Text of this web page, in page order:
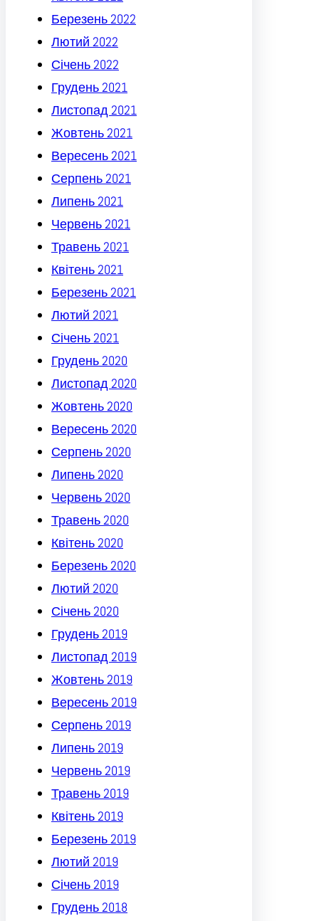
Березень 2022
Лютий 2022
Січень 2022
Грудень 2021
Листопад 2021
Жовтень 2021
Вересень 2021
Серпень 2021
Липень 2021
Червень 2021
Травень 2021
Квітень 2021
Березень 2021
Лютий 2021
Січень 2021
Грудень 2020
Листопад 2020
Жовтень 2020
Вересень 2020
Серпень 2020
Липень 2020
Червень 2020
Травень 2020
Квітень 2020
Березень 2020
Лютий 2020
Січень 2020
Грудень 2019
Листопад 2019
Жовтень 2019
Вересень 2019
Серпень 2019
Липень 2019
Червень 2019
Травень 2019
Квітень 2019
Березень 2019
Лютий 2019
Січень 2019
Грудень 2018